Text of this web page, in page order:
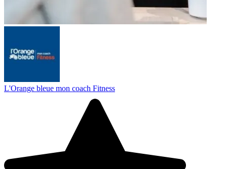
L'Orange bleue mon coach Fitness